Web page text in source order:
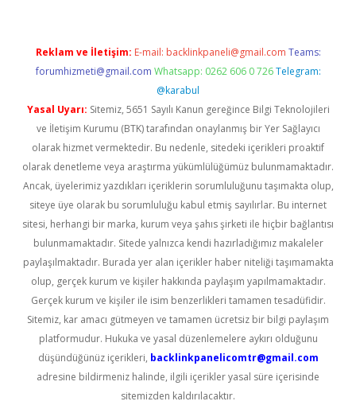
Reklam ve İletişim: E-mail: backlinkpaneli@gmail.com Teams:
forumhizmeti@gmail.com Whatsapp: 0262 606 0 726 Telegram:
@karabul
Yasal Uyarı: Sitemiz, 5651 Sayılı Kanun gereğince Bilgi Teknolojileri
ve İletişim Kurumu (BTK) tarafından onaylanmış bir Yer Sağlayıcı
olarak hizmet vermektedir. Bu nedenle, sitedeki içerikleri proaktif
olarak denetleme veya araştırma yükümlülüğümüz bulunmamaktadır.
Ancak, üyelerimiz yazdıkları içeriklerin sorumluluğunu taşımakta olup,
siteye üye olarak bu sorumluluğu kabul etmiş sayılırlar. Bu internet
sitesi, herhangi bir marka, kurum veya şahıs şirketi ile hiçbir bağlantısı
bulunmamaktadır. Sitede yalnızca kendi hazırladığımız makaleler
paylaşılmaktadır. Burada yer alan içerikler haber niteliği taşımamakta
olup, gerçek kurum ve kişiler hakkında paylaşım yapılmamaktadır.
Gerçek kurum ve kişiler ile isim benzerlikleri tamamen tesadüfidir.
Sitemiz, kar amacı gütmeyen ve tamamen ücretsiz bir bilgi paylaşım
platformudur. Hukuka ve yasal düzenlemelere aykırı olduğunu
düşündüğünüz içerikleri, backlinkpanelicomtr@gmail.com
adresine bildirmeniz halinde, ilgili içerikler yasal süre içerisinde
sitemizden kaldırılacaktır.